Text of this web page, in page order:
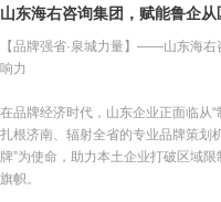
山东海右咨询集团，赋能鲁企
【品牌强省·泉城力量】——山东海右
响力
在品牌经济时代，山东企业正面临从“
扎根济南、辐射全省的专业品牌策划
牌”为使命，助力本土企业打破区域
旗帜。